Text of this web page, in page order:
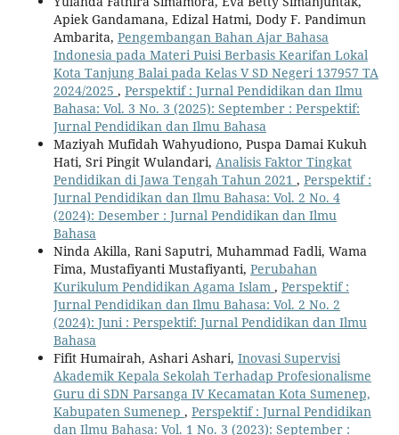
Apiek Gandamana, Edizal Hatmi, Dody F. Pandimun
Ambarita, Pengembangan Bahan Ajar Bahasa
Indonesia pada Materi Puisi Berbasis Kearifan Lokal
Kota Tanjung Balai pada Kelas V SD Negeri 137957 TA
2024/2025 , Perspektif : Jurnal Pendidikan dan Ilmu
Bahasa: Vol. 3 No. 3 (2025): September : Perspektif:
Jurnal Pendidikan dan Ilmu Bahasa
Maziyah Mufidah Wahyudiono, Puspa Damai Kukuh
Hati, Sri Pingit Wulandari, Analisis Faktor Tingkat
Pendidikan di Jawa Tengah Tahun 2021 , Perspektif :
Jurnal Pendidikan dan Ilmu Bahasa: Vol. 2 No. 4
(2024): Desember : Jurnal Pendidikan dan Ilmu
Bahasa
Ninda Akilla, Rani Saputri, Muhammad Fadli, Wama
Fima, Mustafiyanti Mustafiyanti, Perubahan
Kurikulum Pendidikan Agama Islam , Perspektif :
Jurnal Pendidikan dan Ilmu Bahasa: Vol. 2 No. 2
(2024): Juni : Perspektif: Jurnal Pendidikan dan Ilmu
Bahasa
Fifit Humairah, Ashari Ashari, Inovasi Supervisi
Akademik Kepala Sekolah Terhadap Profesionalisme
Guru di SDN Parsanga IV Kecamatan Kota Sumenep,
Kabupaten Sumenep , Perspektif : Jurnal Pendidikan
dan Ilmu Bahasa: Vol. 1 No. 3 (2023): September :